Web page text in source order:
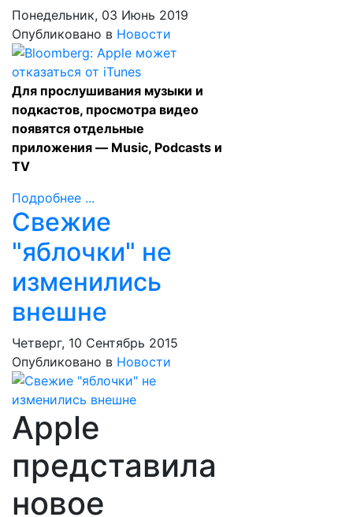
Понедельник, 03 Июнь 2019
Опубликовано в Новости
Для прослушивания музыки и
подкастов, просмотра видео
появятся отдельные
приложения — Music, Podcasts и
TV
Подробнее ...
Свежие
"яблочки" не
изменились
внешне
Четверг, 10 Сентябрь 2015
Опубликовано в Новости
Apple
представила
новое